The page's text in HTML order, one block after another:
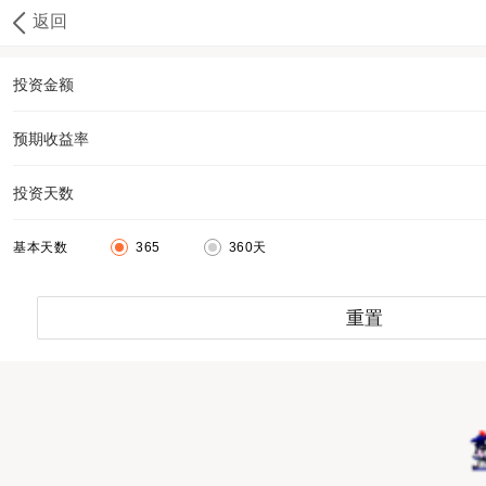
返回
投资金额
预期收益率
投资天数
基本天数 365 360天
重置